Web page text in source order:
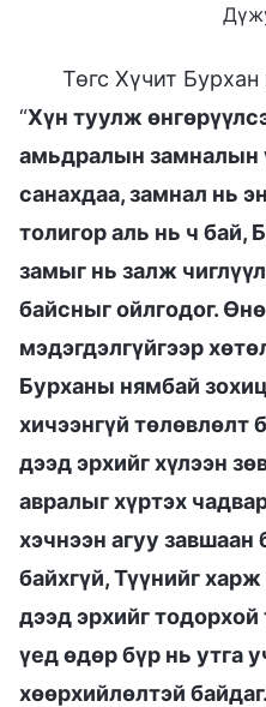
Төгс Хүчит
“Хүн туулж
амьдралын замналын
санахдаа, замнал нь
толигор аль нь ч бай,
замыг нь залж
байсныг ойлгодог.
мэдэгдэлгүйгээр
Бурханы нямбай
хичээнгүй төлөвлөлт
дээд эрхийг хүлээн
авралыг хүртэх
хэчнээн агуу
байхгүй, Түүнийг
дээд эрхийг
үед өдөр бүр нь утга
хөөрхийлөлтэй